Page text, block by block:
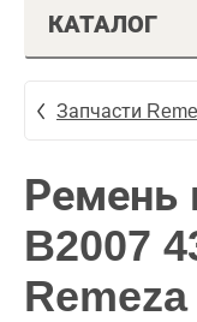
КАТАЛОГ
Запчасти
Ремень
B2007
Remeza